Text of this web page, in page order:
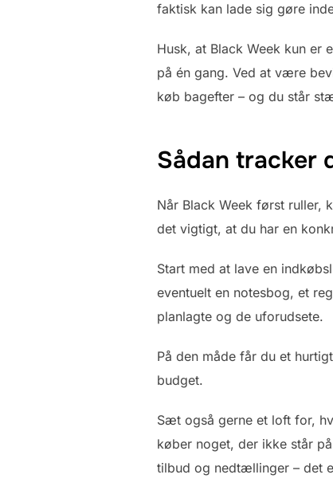
faktisk kan lade sig gøre
Husk, at Black Week kun er
på én gang. Ved at være
køb bagefter – og du står
Sådan tracker
Når Black Week først ruller,
det vigtigt, at du har en
Start med at lave en
eventuelt en notesbog, et
planlagte og de uforudsete.
På den måde får du et
budget.
Sæt også gerne et loft for,
køber noget, der ikke står
tilbud og nedtællinger – det